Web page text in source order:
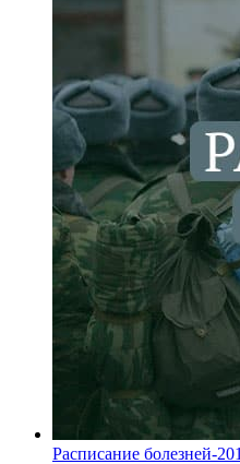
Расписание болезней-